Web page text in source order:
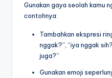
Gunakan gaya seolah kamu
contohnya:
Tambahkan ekspresi
nggak?”, “iya nggak
juga?”
Gunakan emoji